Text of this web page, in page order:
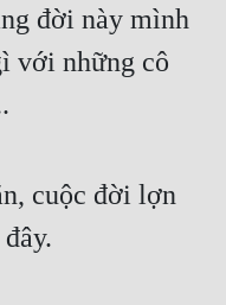
đời này mình
với những cô
cuộc đời lợn